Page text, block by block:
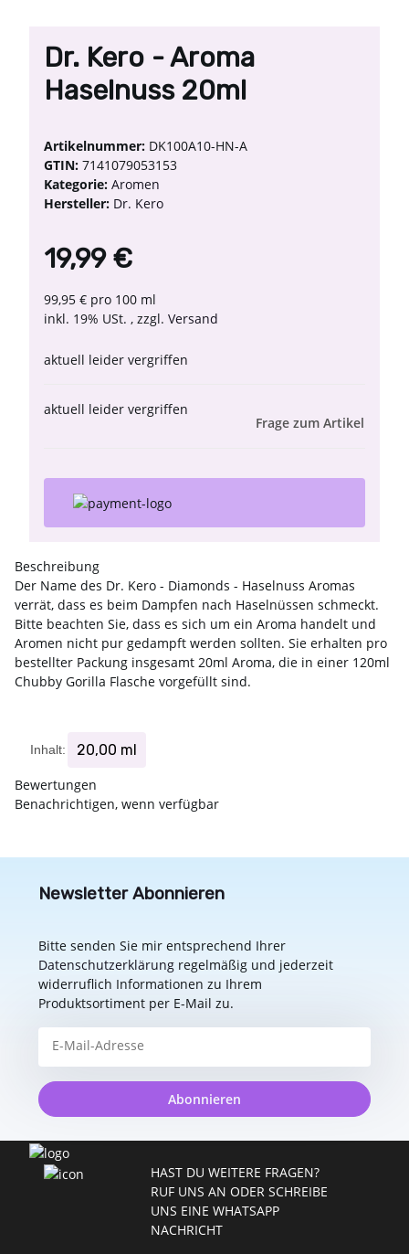
Dr. Kero - Aroma
Haselnuss 20ml
Artikelnummer: DK100A10-HN-A
GTIN: 7141079053153
Kategorie: Aromen
Hersteller: Dr. Kero
19,99 €
99,95 € pro 100 ml
inkl. 19% USt. , zzgl. Versand
aktuell leider vergriffen
aktuell leider vergriffen
Frage zum Artikel
Beschreibung
Der Name des Dr. Kero - Diamonds - Haselnuss Aromas
verrät, dass es beim Dampfen nach Haselnüssen schmeckt.
Bitte beachten Sie, dass es sich um ein Aroma handelt und
Aromen nicht pur gedampft werden sollten. Sie erhalten pro
bestellter Packung insgesamt 20ml Aroma, die in einer 120ml
Chubby Gorilla Flasche vorgefüllt sind.
Inhalt:
20,00 ml
Bewertungen
Benachrichtigen, wenn verfügbar
Newsletter Abonnieren
Bitte senden Sie mir entsprechend Ihrer
Datenschutzerklärung regelmäßig und jederzeit
widerruflich Informationen zu Ihrem
Produktsortiment per E-Mail zu.
Abonnieren
HAST DU WEITERE FRAGEN?
RUF UNS AN ODER SCHREIBE
UNS EINE WHATSAPP
NACHRICHT